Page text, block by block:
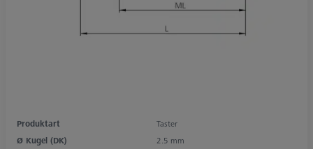
Produktart
Taster
Ø Kugel (DK)
2.5 mm